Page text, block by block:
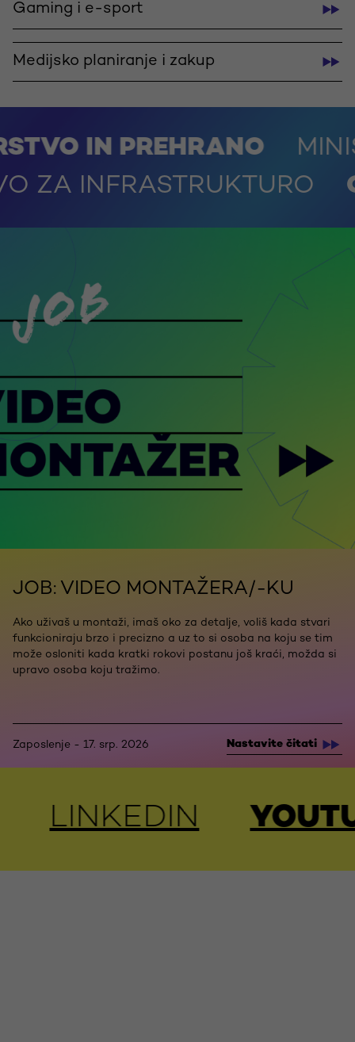
Gaming i e-sport
Medijsko planiranje i zakup
PREHRANO
MINISTRSTVO ZA
JOB: VIDEO MONTAŽERA/-KU
Ako uživaš u montaži, imaš oko za detalje, voliš kada stvari
funkcioniraju brzo i precizno a uz to si osoba na koju se tim
može osloniti kada kratki rokovi postanu još kraći, možda si
upravo osoba koju tražimo.
Zaposlenje - 17. srp. 2026 Nastavite čitati
FACEBOOK